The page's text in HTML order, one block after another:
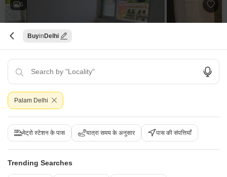
6
पालम कॉलोनी, दिल्ली
एरिया
Additional Spaces
पूजा रूम
Buy Delhi
Palam Delhi
मेट्रो स्टेशन के पास यात्रा समय के अनुसार पास की संपत्तियाँ
Trending Searches